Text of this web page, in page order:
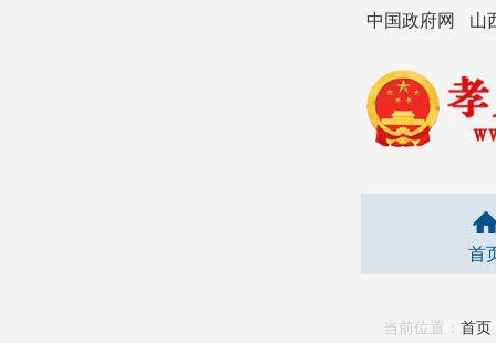
中国政府网 山
首
当前位置： 首页